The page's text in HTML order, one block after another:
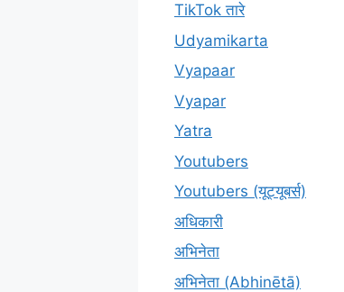
TikTok तारे
Udyamikarta
Vyapaar
Vyapar
Yatra
Youtubers
Youtubers (यूट्यूबर्स)
अधिकारी
अभिनेता
अभिनेता (Abhinētā)